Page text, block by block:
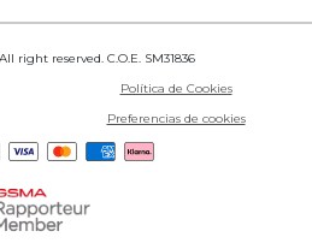
right reserved. C.O.E. SM31836
Política de Cookies
Preferencias de cookies